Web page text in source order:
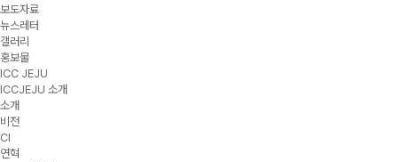
보도자료
뉴스레터
갤러리
홍보물
ICC JEJU
ICCJEJU 소개
소개
비전
CI
연혁